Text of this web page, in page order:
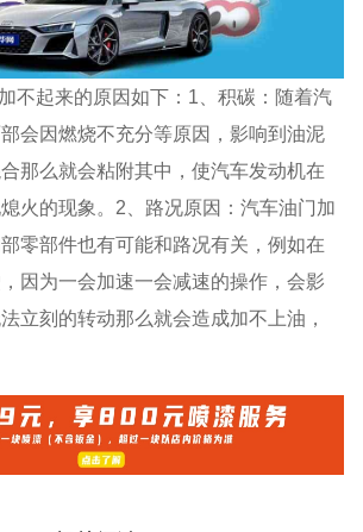
不起来的原因如下：1、积碳：随着汽
会因燃烧不充分等原因，影响到油泥
那么就会粘附其中，使汽车发动机在
火的现象。2、路况原因：汽车油门加
零部件也有可能和路况有关，例如在
因为一会加速一会减速的操作，会影
立刻的转动那么就会造成加不上油，